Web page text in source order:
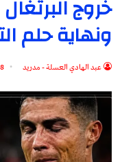
ونهاية حلم
عبد الهادي العسلة - مدريد